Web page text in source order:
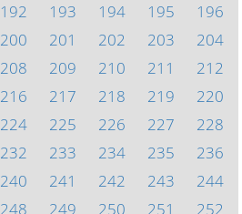
192 193 194 195
196
200 201 202 203
204
208 209 210 211
212
216 217 218 219
220
224 225 226 227
228
232 233 234 235
236
240 241 242 243
244
248 249 250 251
252